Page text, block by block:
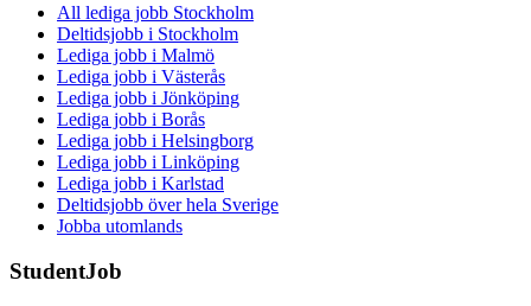
All lediga jobb Stockholm
Deltidsjobb i Stockholm
Lediga jobb i Malmö
Lediga jobb i Västerås
Lediga jobb i Jönköping
Lediga jobb i Borås
Lediga jobb i Helsingborg
Lediga jobb i Linköping
Lediga jobb i Karlstad
Deltidsjobb över hela Sverige
Jobba utomlands
StudentJob